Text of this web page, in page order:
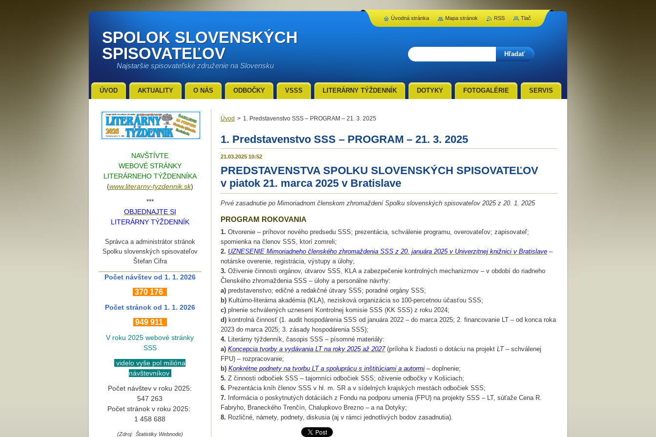
SPOLOK SLOVENSKÝCH
SPISOVATEĽOV
Najstaršie spisovateľské združenie na Slovensku
Úvod > 1. Predstavenstvo SSS – PROGRAM – 21. 3. 2025
1. Predstavenstvo SSS – PROGRAM – 21. 3. 2025
21.03.2025 10:52
PREDSTAVENSTVA SPOLKU SLOVENSKÝCH SPISOVATEĽOV
v piatok 21. marca 2025 v Bratislave
Prvé zasadnutie po Mimoriadnom členskom zhromaždení Spolku slovenských spisovateľov 2025 z 20. 1. 2025
PROGRAM ROKOVANIA
1. Otvorenie – príhovor nového predsedu SSS; prezentácia, schválenie programu, overovateľov; zapisovateľ;
spomienka na členov SSS, ktorí zomreli;
2. UZNESENIE Mimoriadneho členského zhromaždenia SSS z 20. januára 2025 v Univerzitnej knižnici v Bratislave –
notárske overenie, registrácia, výstupy a úlohy;
3. Oživenie činnosti orgánov, útvarov SSS, KLA a zabezpečenie kontrolných mechanizmov – v období do riadneho
Členského zhromaždenia SSS – úlohy a personálne návrhy:
a) predstavenstvo; edičné a redakčné útvary SSS; poradné orgány SSS;
b) Kultúrno-literárna akadémia (KLA), nezisková organizácia so 100-percetnou účasťou SSS;
c) plnenie schválených uznesení Kontrolnej komisie SSS (KK SSS) z roku 2024;
d) kontrolná činnosť (1. audit hospodárenia SSS od januára 2022 – do marca 2025; 2. financovanie LT – od konca roka
2023 do marca 2025; 3. zásady hospodárenia SSS);
4. Literárny týždenník, časopis SSS – písomné materiály:
a) Koncepcia tvorby a vydávania LT na roky 2025 až 2027(príloha k žiadosti o dotáciu na projekt LT– schválenej
FPU) – rozpracovanie;
b) Konkrétne podnety na tvorbu LT a spoluprácu s inštitúciami a autormi – doplnenie;
5. Z činnosti odbočiek SSS – tajomníci odbočiek SSS; oživenie odbočky v Košiciach;
6. Prezentácia kníh členov SSS v hl. m. SR a v sídelných krajských mestách odbočiek SSS;
7. Informácia o poskytnutých dotáciách z Fondu na podporu umenia (FPU) na projekty SSS – LT, súťaže Cena R.
Fabryho, Braneckého Trenčín, Chalupkovo Brezno – a na Dotyky;
8. Rozličné, námety, podnety, diskusia (aj v rámci jednotlivých bodov zasadnutia).
NAVŠTÍVTE
WEBOVÉ STRÁNKY
LITERÁRNEHO TÝŽDENNÍKA
(www.literarny-tyzdennik.sk)
***
OBJEDNAJTE SI
LITERÁRNY TÝŽDENNÍK
Správca a administrátor stránok
Spolku slovenských spisovateľov
Štefan Cifra
Počet návštev od 1. 1. 2026
370 176
Počet stránok od 1. 1. 2026
949 911
V roku 2025 webové stránky
SSS
videlo vyše pol milióna
návštevníkov
Počet návštev v roku 2025:
547 263
Počet stránok v roku 2025:
1 458 688
(Zdroj: Štatistiky Webnode)
ÚVOD AKTUALITY O NÁS ODBOČKY VSSS LITERÁRNY TÝŽDENNÍK DOTYKY FOTOGALÉRIE SERVIS
Úvodná stránka Mapa stránok RSS Tlač